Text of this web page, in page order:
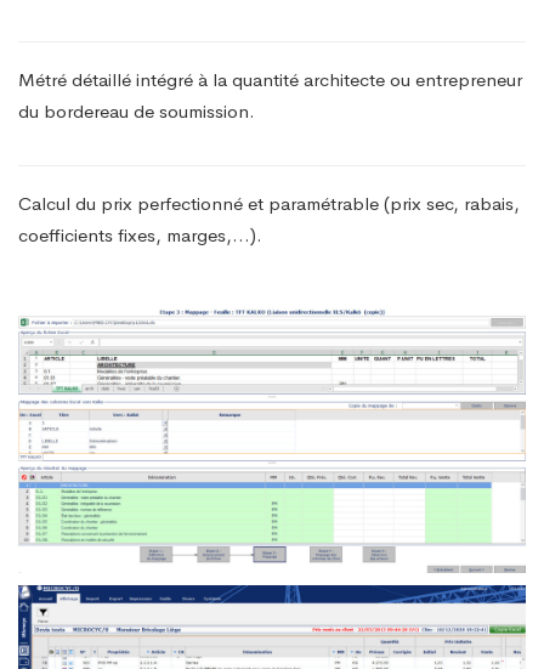
Métré détaillé intégré à la quantité architecte ou entrepreneur
du bordereau de soumission.
Calcul du prix perfectionné et paramétrable (prix sec, rabais,
coefficients fixes, marges,…).